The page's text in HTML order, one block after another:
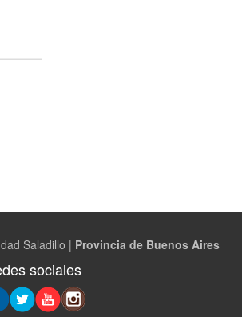
Saladillo | Provincia de Buenos Aires
sociales